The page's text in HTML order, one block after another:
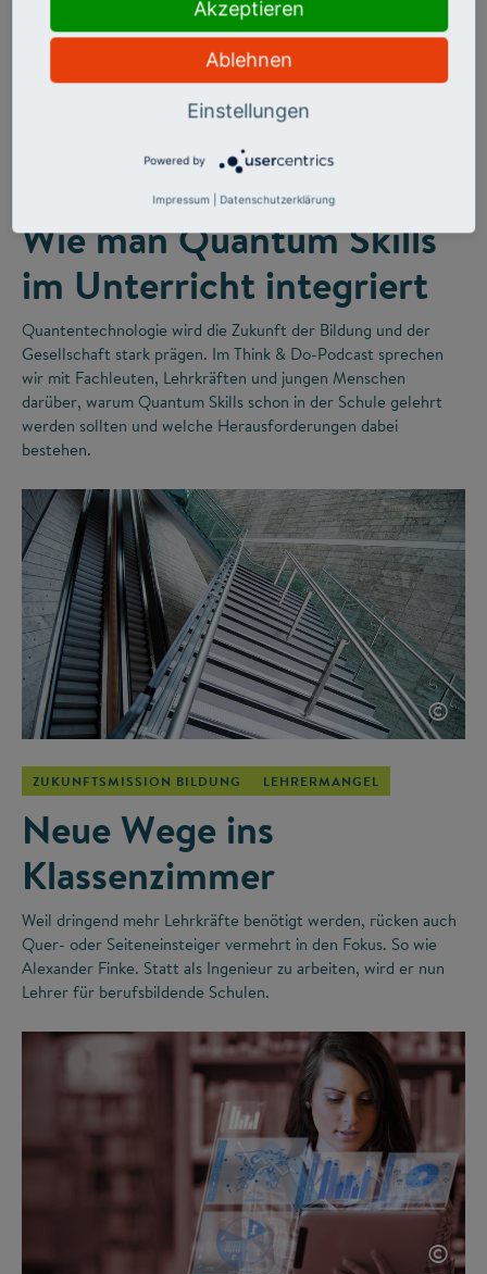
Wie man Quantum Skills
im Unterricht integriert
Quantentechnologie wird die Zukunft der Bildung und der
Gesellschaft stark prägen. Im Think & Do-Podcast sprechen
wir mit Fachleuten, Lehrkräften und jungen Menschen
darüber, warum Quantum Skills schon in der Schule gelehrt
werden sollten und welche Herausforderungen dabei
bestehen.
©
ZUKUNFTSMISSION BILDUNG LEHRERMANGEL
Neue Wege ins
Klassenzimmer
Weil dringend mehr Lehrkräfte benötigt werden, rücken auch
Quer- oder Seiteneinsteiger vermehrt in den Fokus. So wie
Alexander Finke. Statt als Ingenieur zu arbeiten, wird er nun
Lehrer für berufsbildende Schulen.
©
Akzeptieren
Ablehnen
Einstellungen
Powered by
Impressum Datenschutzerklärung